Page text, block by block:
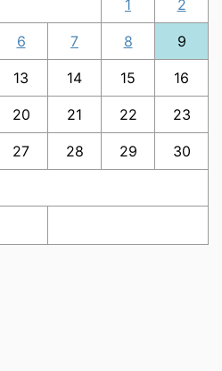
1 2
6 7 8 9
13 14 15 16
20 21 22 23
27 28 29 30